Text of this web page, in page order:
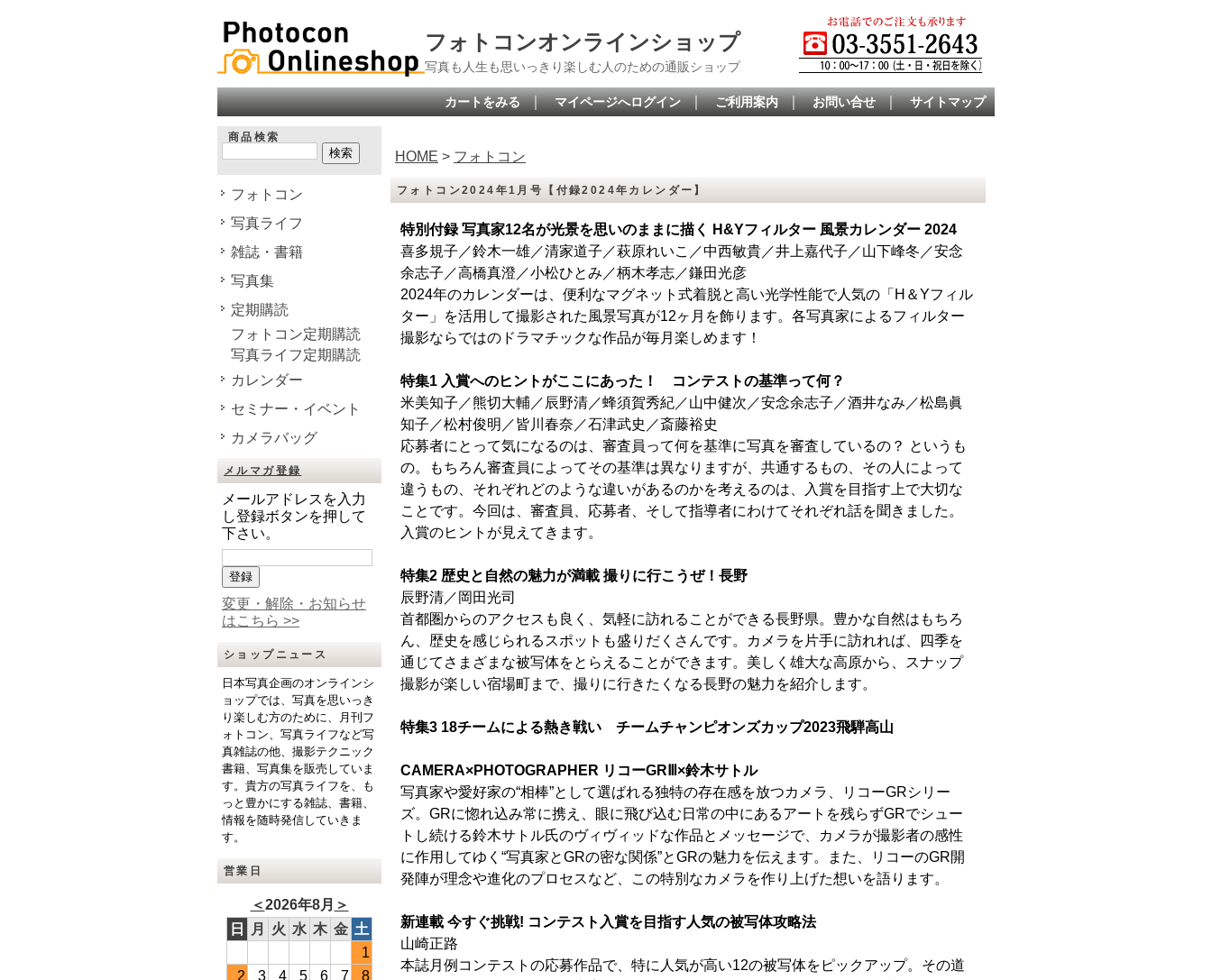
フォトコンオンラインショップ
写真も人生も思いっきり楽しむ人のための通販ショップ
カートをみる ｜ マイページへログイン ｜ ご利用案内 ｜ お問い合せ ｜ サイトマップ
商品検索
フォトコン
写真ライフ
雑誌・書籍
写真集
定期購読
フォトコン定期購読
写真ライフ定期購読
カレンダー
セミナー・イベント
カメラバッグ
メルマガ登録
メールアドレスを入力
し登録ボタンを押して
下さい。
変更・解除・お知らせ
はこちら >>
ショップニュース
日本写真企画のオンラインシ
ョップでは、写真を思いっき
り楽しむ方のために、月刊フ
ォトコン、写真ライフなど写
真雑誌の他、撮影テクニック
書籍、写真集を販売していま
す。貴方の写真ライフを、も
っと豊かにする雑誌、書籍、
情報を随時発信していきま
す。
営業日
＜2026年8月 ＞
日
月 火 水 木 金 土
1
2
3 4 5 6 7
8
HOME > フォトコン
フォトコン2024年1月号【付録2024年カレンダー】
特別付録 写真家12名が光景を思いのままに描く H&Yフィルター 風景カレンダー 2024
喜多規子／鈴木一雄／清家道子／萩原れいこ／中西敏貴／井上嘉代子／山下峰冬／安念
余志子／高橋真澄／小松ひとみ／柄木孝志／鎌田光彦
2024年のカレンダーは、便利なマグネット式着脱と高い光学性能で人気の「H＆Yフィル
ター」を活用して撮影された風景写真が12ヶ月を飾ります。各写真家によるフィルター
撮影ならではのドラマチックな作品が毎月楽しめます！
特集1 入賞へのヒントがここにあった！ コンテストの基準って何？
米美知子／熊切大輔／辰野清／蜂須賀秀紀／山中健次／安念余志子／酒井なみ／松島眞
知子／松村俊明／皆川春奈／石津武史／斎藤裕史
応募者にとって気になるのは、審査員って何を基準に写真を審査しているの？ というも
の。もちろん審査員によってその基準は異なりますが、共通するもの、その人によって
違うもの、それぞれどのような違いがあるのかを考えるのは、入賞を目指す上で大切な
ことです。今回は、審査員、応募者、そして指導者にわけてそれぞれ話を聞きました。
入賞のヒントが見えてきます。
特集2 歴史と自然の魅力が満載 撮りに行こうぜ！長野
辰野清／岡田光司
首都圏からのアクセスも良く、気軽に訪れることができる長野県。豊かな自然はもちろ
ん、歴史を感じられるスポットも盛りだくさんです。カメラを片手に訪れれば、四季を
通じてさまざまな被写体をとらえることができます。美しく雄大な高原から、スナップ
撮影が楽しい宿場町まで、撮りに行きたくなる長野の魅力を紹介します。
特集3 18チームによる熱き戦い チームチャンピオンズカップ2023飛騨高山
CAMERA×PHOTOGRAPHER リコーGRⅢ×鈴木サトル
写真家や愛好家の“相棒”として選ばれる独特の存在感を放つカメラ、リコーGRシリー
ズ。GRに惚れ込み常に携え、眼に飛び込む日常の中にあるアートを残らずGRでシュー
トし続ける鈴木サトル氏のヴィヴィッドな作品とメッセージで、カメラが撮影者の感性
に作用してゆく“写真家とGRの密な関係”とGRの魅力を伝えます。また、リコーのGR開
発陣が理念や進化のプロセスなど、この特別なカメラを作り上げた想いを語ります。
新連載 今すぐ挑戦! コンテスト入賞を目指す人気の被写体攻略法
山崎正路
本誌月例コンテストの応募作品で、特に人気が高い12の被写体をピックアップ。その道